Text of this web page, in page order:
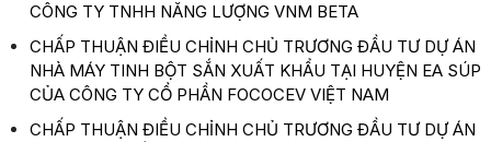
CÔNG TY TNHH NĂNG LƯỢNG VNM BETA
CHẤP THUẬN ĐIỀU CHỈNH CHỦ TRƯƠNG ĐẦU TƯ DỰ ÁN
NHÀ MÁY TINH BỘT SẮN XUẤT KHẨU TẠI HUYỆN EA SÚP
CỦA CÔNG TY CỔ PHẦN FOCOCEV VIỆT NAM
CHẤP THUẬN ĐIỀU CHỈNH CHỦ TRƯƠNG ĐẦU TƯ DỰ ÁN